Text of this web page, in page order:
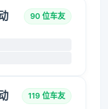
90 位车友
119 位车友